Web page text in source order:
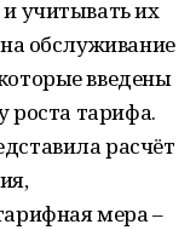
учитывать их
обслуживание
введены
роста тарифа.
расчёт
мера –